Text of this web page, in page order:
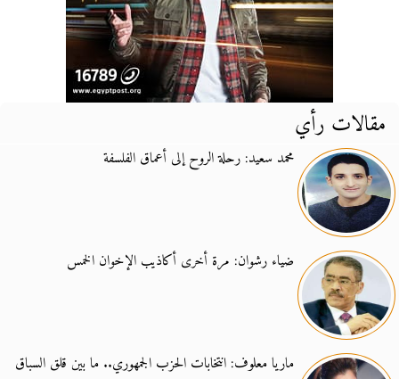
مقالات رأي
محمد سعيد: رحلة الروح إلى أعماق الفلسفة
ضياء رشوان: مرة أخرى أكاذيب الإخوان الخمس
ماريا معلوف: انتخابات الحزب الجمهوري.. ما بين قلق السباق